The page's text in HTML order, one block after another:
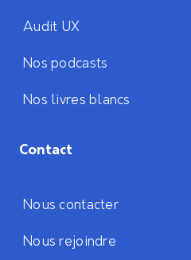
Audit UX
Nos podcasts
Nos livres blancs
Contact
Nous contacter
Nous rejoindre